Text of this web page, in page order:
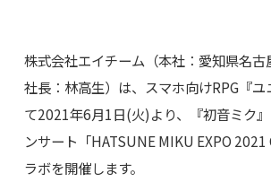
株式会社エイチーム（本社：愛知県名
社長：林高生）は、スマホ向けRPG『
て2021年6月1日(火)より、『初音ミク
ンサート「HATSUNE MIKU EXPO
ラボを開催します。